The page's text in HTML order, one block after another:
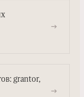
→
grantor,
→